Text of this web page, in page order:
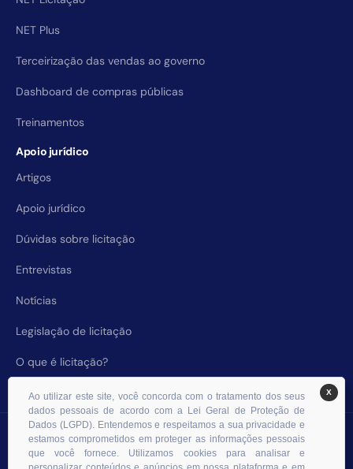
NET Plus
Terceirização das vendas ao governo
Dashboard de compras públicas
Treinamentos
Apoio jurídico
Artigos
Apoio jurídico
Dúvidas sobre licitação
Entrevistas
Notícias
Legislação de licitação
O que é licitação?
© 2026 RHS Licitações. Todos os direitos reservados.
X
Ao utilizar este site, você concorda com o tratamento dos seus
dados pessoais de acordo com a Lei Geral de Proteção de
Dados (LGPD). Entendemos e respeitamos a sua privacidade e
estamos comprometidos em proteger as informações pessoais
que você fornece. Utilizamos cookies para analisar e